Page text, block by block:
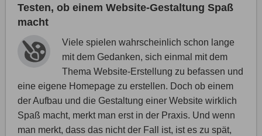
Testen, ob einem Website-Gestaltung Spaß
macht
Viele spielen wahrscheinlich schon lange
mit dem Gedanken, sich einmal mit dem
Thema Website-Erstellung zu befassen und
eine eigene Homepage zu erstellen. Doch ob einem
der Aufbau und die Gestaltung einer Website wirklich
Spaß macht, merkt man erst in der Praxis. Und wenn
man merkt, dass das nicht der Fall ist, ist es zu spät,